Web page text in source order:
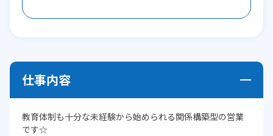
仕事内容
教育体制も十分な未経験から始められる関係構築型の営業
です☆